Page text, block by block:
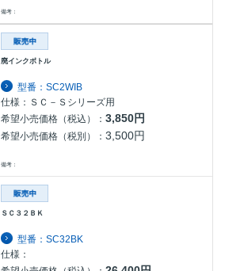
備考：
廃インクボトル
型番：SC2WIB
仕様：ＳＣ－Ｓシリーズ用
希望小売価格（税込）：3,850円
希望小売価格（税別）：3,500円
備考：
ＳＣ３２ＢＫ
型番：SC32BK
仕様：